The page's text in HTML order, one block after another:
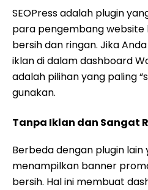
SEOPress adalah plugin
para pengembang website
bersih dan ringan. Jika
iklan di dalam dashboard
adalah pilihan yang paling
gunakan.
Tanpa Iklan dan Sangat
Berbeda dengan plugin lain
menampilkan banner
bersih. Hal ini membuat